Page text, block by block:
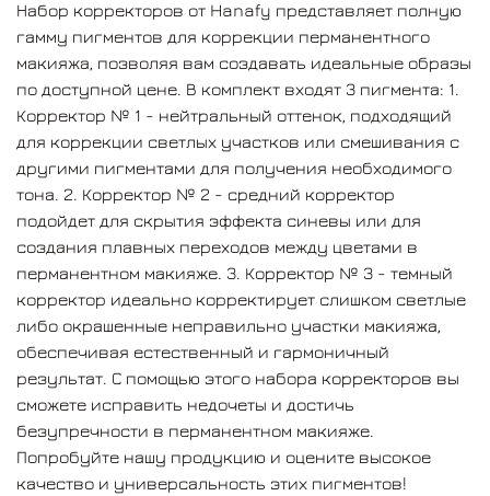
3. Корректор № 3 - темный корректор идеально
корректирует слишком светлые либо окрашенные
неправильно участки макияжа, обеспечивая
естественный и гармоничный результат.
исправить недочеты и достичь безупречности в
продукцию и оцените высокое качество и
универсальность этих пигментов! Создавайте
безупречные изображения с набором корректоров
Набор корректоров от Hanafy представляет полную
гамму пигментов для коррекции перманентного
макияжа, позволяя вам создавать идеальные образы
по доступной цене. В комплект входят 3 пигмента: 1.
Корректор № 1 - нейтральный оттенок, подходящий
для коррекции светлых участков или смешивания с
другими пигментами для получения необходимого
тона. 2. Корректор № 2 - средний корректор
подойдет для скрытия эффекта синевы или для
создания плавных переходов между цветами в
перманентном макияже. 3. Корректор № 3 - темный
корректор идеально корректирует слишком светлые
либо окрашенные неправильно участки макияжа,
обеспечивая естественный и гармоничный
результат. С помощью этого набора корректоров вы
сможете исправить недочеты и достичь
безупречности в перманентном макияже.
Попробуйте нашу продукцию и оцените высокое
качество и универсальность этих пигментов!